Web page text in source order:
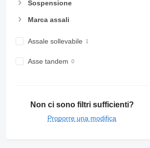
Sospensione
Marca assali
Assale sollevabile
Asse tandem
Non ci sono filtri sufficienti?
Proporre una modifica